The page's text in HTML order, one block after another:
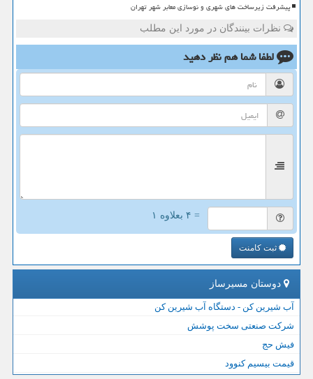
پیشرفت زیرساخت های شهری و نوسازی معابر شهر تهران
نظرات بینندگان در مورد این مطلب
لطفا شما همنظر دهید
= ۴ بعلاوه ۱
ثبت کامنت
دوستان مسیرساز
آب شیرین کن - دستگاه آب شیرین کن
شرکت صنعتی سخت پوشش
فیش حج
قیمت بیسیم کنوود